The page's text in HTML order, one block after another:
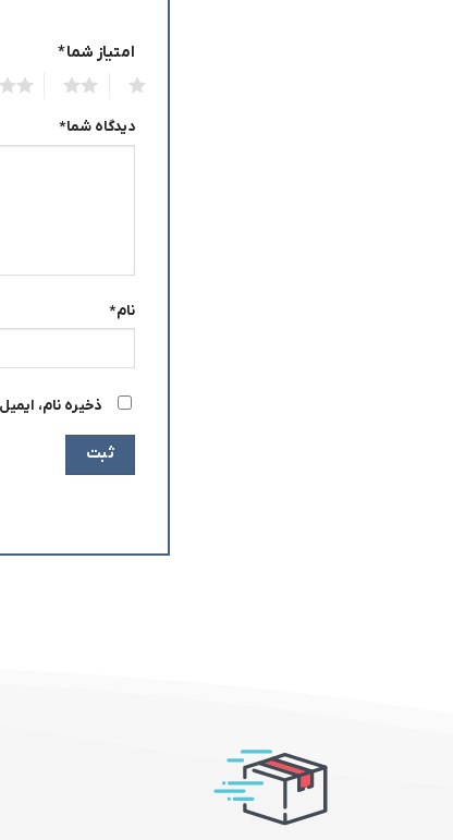
امتیاز شما*
دیدگاه شما*
نام*
ذخیره نام،